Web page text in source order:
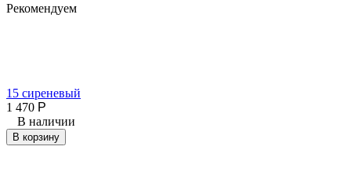
Рекомендуем
15 сиреневый
1 470 Р
В наличии
В корзину